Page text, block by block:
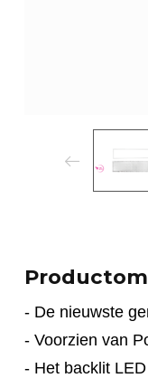
- De nieuwste
- Voorzien van
- Het backlit